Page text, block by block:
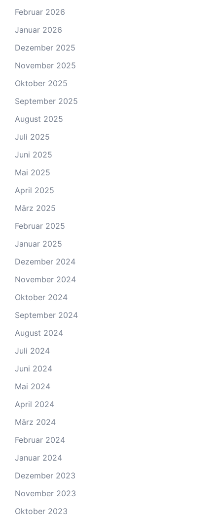
Februar 2026
Januar 2026
Dezember 2025
November 2025
Oktober 2025
September 2025
August 2025
Juli 2025
Juni 2025
Mai 2025
April 2025
März 2025
Februar 2025
Januar 2025
Dezember 2024
November 2024
Oktober 2024
September 2024
August 2024
Juli 2024
Juni 2024
Mai 2024
April 2024
März 2024
Februar 2024
Januar 2024
Dezember 2023
November 2023
Oktober 2023